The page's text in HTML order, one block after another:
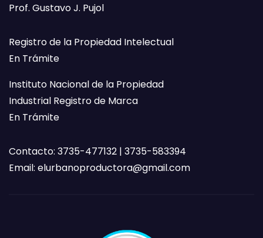
Prof. Gustavo J. Pujol
Registro de la Propiedad Intelectual
En Trámite
Instituto Nacional de la Propiedad
Industrial Registro de Marca
En Trámite
Contacto: 3735-477132 | 3735-583394
Email: elurbanoproductora@gmail.com